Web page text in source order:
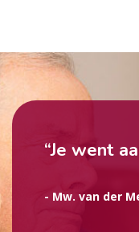
“Je went
- Mw. van der